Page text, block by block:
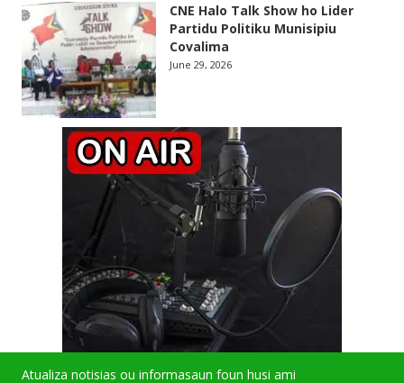
CNE Halo Talk Show ho Lider
Partidu Politiku Munisipiu
Covalima
June 29, 2026
Atualiza notisias ou informasaun foun husi ami